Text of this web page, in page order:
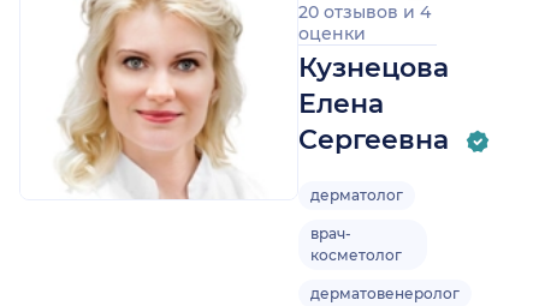
Кузнецова
Елена
Сергеевна
20 отзывов и 4
оценки
дерматолог
врач-
косметолог
дерматовенеролог